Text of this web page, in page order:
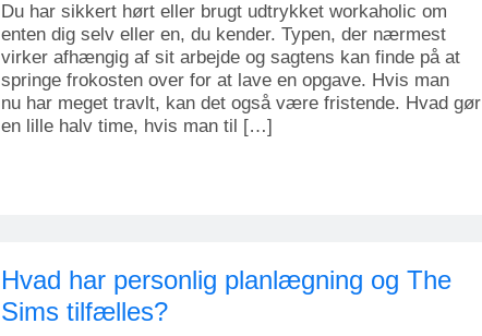
Du har sikkert hørt eller brugt udtrykket workaholic om
enten dig selv eller en, du kender. Typen, der nærmest
virker afhængig af sit arbejde og sagtens kan finde på at
springe frokosten over for at lave en opgave. Hvis man
nu har meget travlt, kan det også være fristende. Hvad gør
en lille halv time, hvis man til […]
Hvad har personlig planlægning og The
Sims tilfælles?